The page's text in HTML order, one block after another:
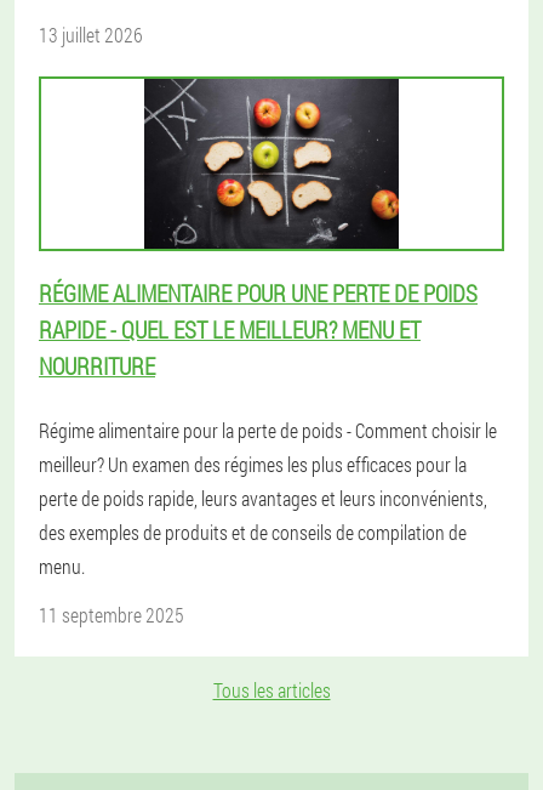
13 juillet 2026
RÉGIME ALIMENTAIRE POUR UNE PERTE DE POIDS
RAPIDE - QUEL EST LE MEILLEUR? MENU ET
NOURRITURE
Régime alimentaire pour la perte de poids - Comment choisir le
meilleur? Un examen des régimes les plus efficaces pour la
perte de poids rapide, leurs avantages et leurs inconvénients,
des exemples de produits et de conseils de compilation de
menu.
11 septembre 2025
Tous les articles